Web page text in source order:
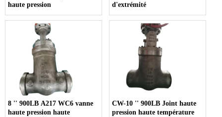
haute pression
d'extrémité
8 '' 900LB A217 WC6 vanne
haute pression haute
CW-10 '' 900LB Joint haute
pression haute température